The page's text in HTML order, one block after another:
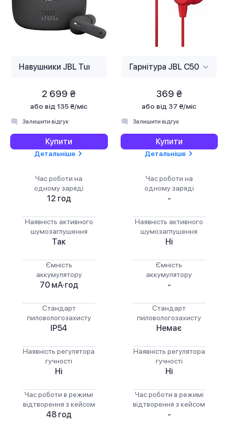
2 699 ₴
або від 135 ₴/міс
Залишити відгук
Купити
Детальніше
Час роботи на
одному заряді
12 год
Наявність активного
шумозаглушення
Так
Ємність
аккумулятору
70 мА·год
Стандарт
пиловологозахисту
IP54
Наявність регулятора
гучності
Ні
Час роботи в режимі
відтворення з кейсом
48 год
369 ₴
або від 37 ₴/міс
Залишити відгук
Купити
Детальніше
Час роботи на
одному заряді
-
Наявність активного
шумозаглушення
Ні
Ємність
аккумулятору
-
Стандарт
пиловологозахисту
Немає
Наявність регулятора
гучності
Ні
Час роботи в режимі
відтворення з кейсом
-